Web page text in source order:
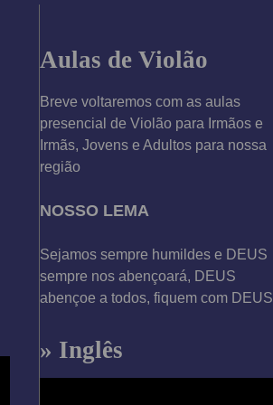
Aulas de Violão
Breve voltaremos com as aulas
presencial de Violão para Irmãos e
Irmãs, Jovens e Adultos para nossa
região
NOSSO LEMA
Sejamos sempre humildes e DEUS
sempre nos abençoará, DEUS
abençoe a todos, fiquem com DEUS
» Inglês